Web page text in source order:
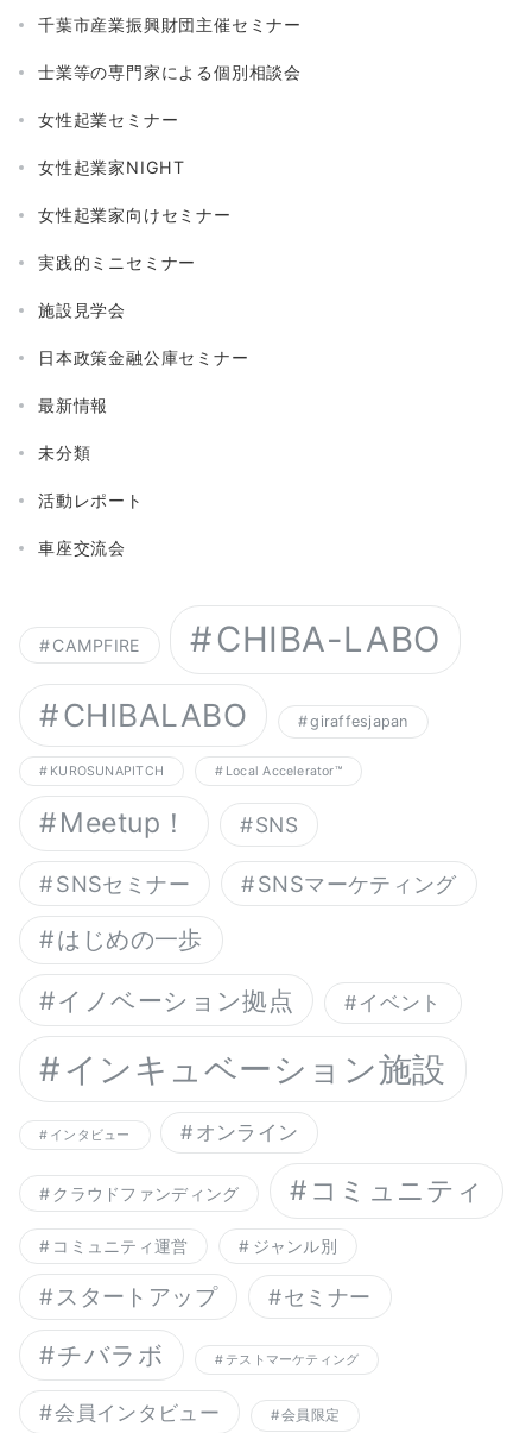
千葉市産業振興財団主催セミナー
士業等の専門家による個別相談会
女性起業セミナー
女性起業家NIGHT
女性起業家向けセミナー
実践的ミニセミナー
施設見学会
日本政策金融公庫セミナー
最新情報
未分類
活動レポート
車座交流会
CAMPFIRE CHIBA-LABO
CHIBALABO giraffesjapan
KUROSUNAPITCH Local Accelerator™︎
Meetup！ SNS
SNSセミナー SNSマーケティング
はじめの一歩
イノベーション拠点 イベント
インキュベーション施設
インタビュー オンライン
クラウドファンディング コミュニティ
コミュニティ運営 ジャンル別
スタートアップ セミナー
チバラボ テストマーケティング
会員インタビュー 会員限定